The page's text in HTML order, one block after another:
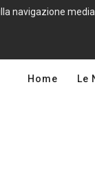
navigazione
Home Le